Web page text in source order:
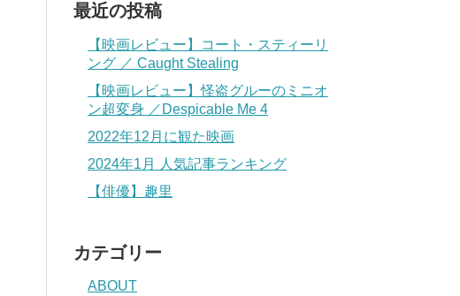
最近の投稿
【映画レビュー】コート・スティーリ
ング ／ Caught Stealing
【映画レビュー】怪盗グルーのミニオ
ン超変身 ／Despicable Me 4
2022年12月に観た映画
2024年1月 人気記事ランキング
【俳優】趣里
カテゴリー
ABOUT